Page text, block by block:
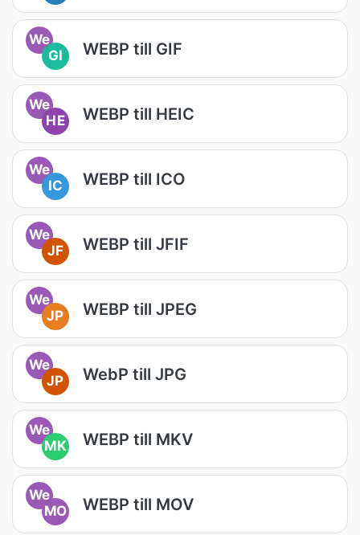
We
GI
WEBP till GIF
We
HE
WEBP till HEIC
We
IC
WEBP till ICO
We
JF
WEBP till JFIF
We
JP
WEBP till JPEG
We
JP
WebP till JPG
We
MK
WEBP till MKV
We
MO
WEBP till MOV